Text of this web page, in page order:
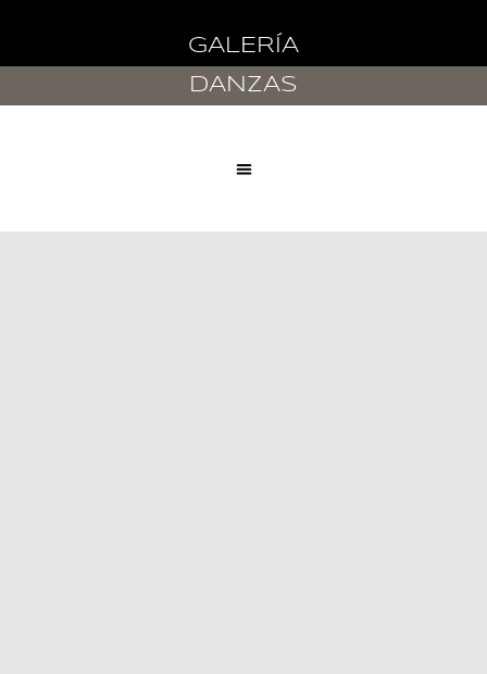
contenido
GALERÍA
DANZAS